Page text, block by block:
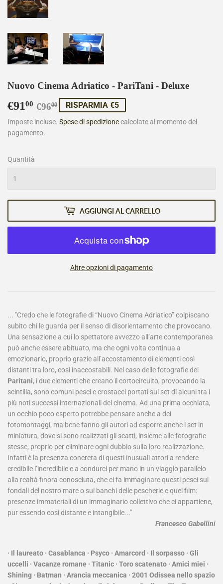
Nuovo Cinema Adriatico - PariTani - Deluxe
€9100 €9600
Prezzo
di
€96,00
Prezzo
scontato
€91,00
RISPARMIA €5
Imposte incluse. Spese di spedizionecalcolate al momento del
pagamento.
Quantità
AGGIUNGI AL CARRELLO
Altre opzioni di pagamento
... "Credo che le fotografie di “Nuovo Cinema Adriatico” colpiscano
subito chi le guarda per il senso di disorientamento che provocano.
Una sensazione a cui lo spettatore avvezzo all’arte contemporanea
può anche essere abituato, ma che ogni volta continua a
emozionarlo, proprio grazie all’accostamento di elementi così
distanti tra loro, così inaccostabili. Nel caso delle fotografie dei
Paritani, i due elementi che creano il cortocircuito, provocando la
scintilla, sono comuni pesci e crostacei portati sul set di alcuni tra i
più noti successi internazionali del cinema. Ad una prima occhiata,
un occhio poco esperto potrebbe pensare anche a dei
fotomontaggi, ma bene fanno gli autori ad esporre anche i set in
miniatura, dove si sono realizzati gli scatti, insieme alle fotografie
stesse, proprio per eliminare ogni dubbio sulla loro realizzazione.
Infatti è la presenza concreta di questi inusuali attori a rendere
credibile l’incredibile e a condurci per mano in un viaggio parallelo
alla realtà finora conosciuta, che ci fa immaginare questi pesci sui
fondali del nostro mare o sui banchi delle pescherie e quei film:
presenze immateriali di un immaginario collettivo che ci appartiene,
pur essendo così distante e intangibile..."
Francesco Gabellini
· Il laureato · Casablanca · Psyco · Amarcord · Il sorpasso · Gli
uccelli · Vacanze romane · Titanic · Toro scatenato · Amici miei ·
Shining · Batman · Arancia meccanica · 2001 Odissea nello spazio